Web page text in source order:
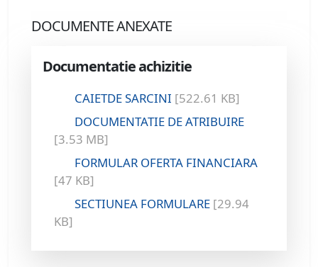
DOCUMENTE ANEXATE
Documentatie achizitie
CAIETDE SARCINI [522.61 KB]
DOCUMENTATIE DE ATRIBUIRE
[3.53 MB]
FORMULAR OFERTA FINANCIARA
[47 KB]
SECTIUNEA FORMULARE [29.94
KB]